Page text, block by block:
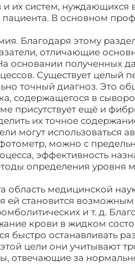
их систем, нуждающихся
пациента. В основном
Благодаря этому
отличающие
основании полученных
Существует целый
точный диагноз. Это
содержащегося в
присутствует ещё и
их точное
могут использоваться
можно с
эффективность
определения уровня
область медицинской
ей становится
и т. д.
крови в жидком
быстро останавливать
цели они учитывают
отвечающие за